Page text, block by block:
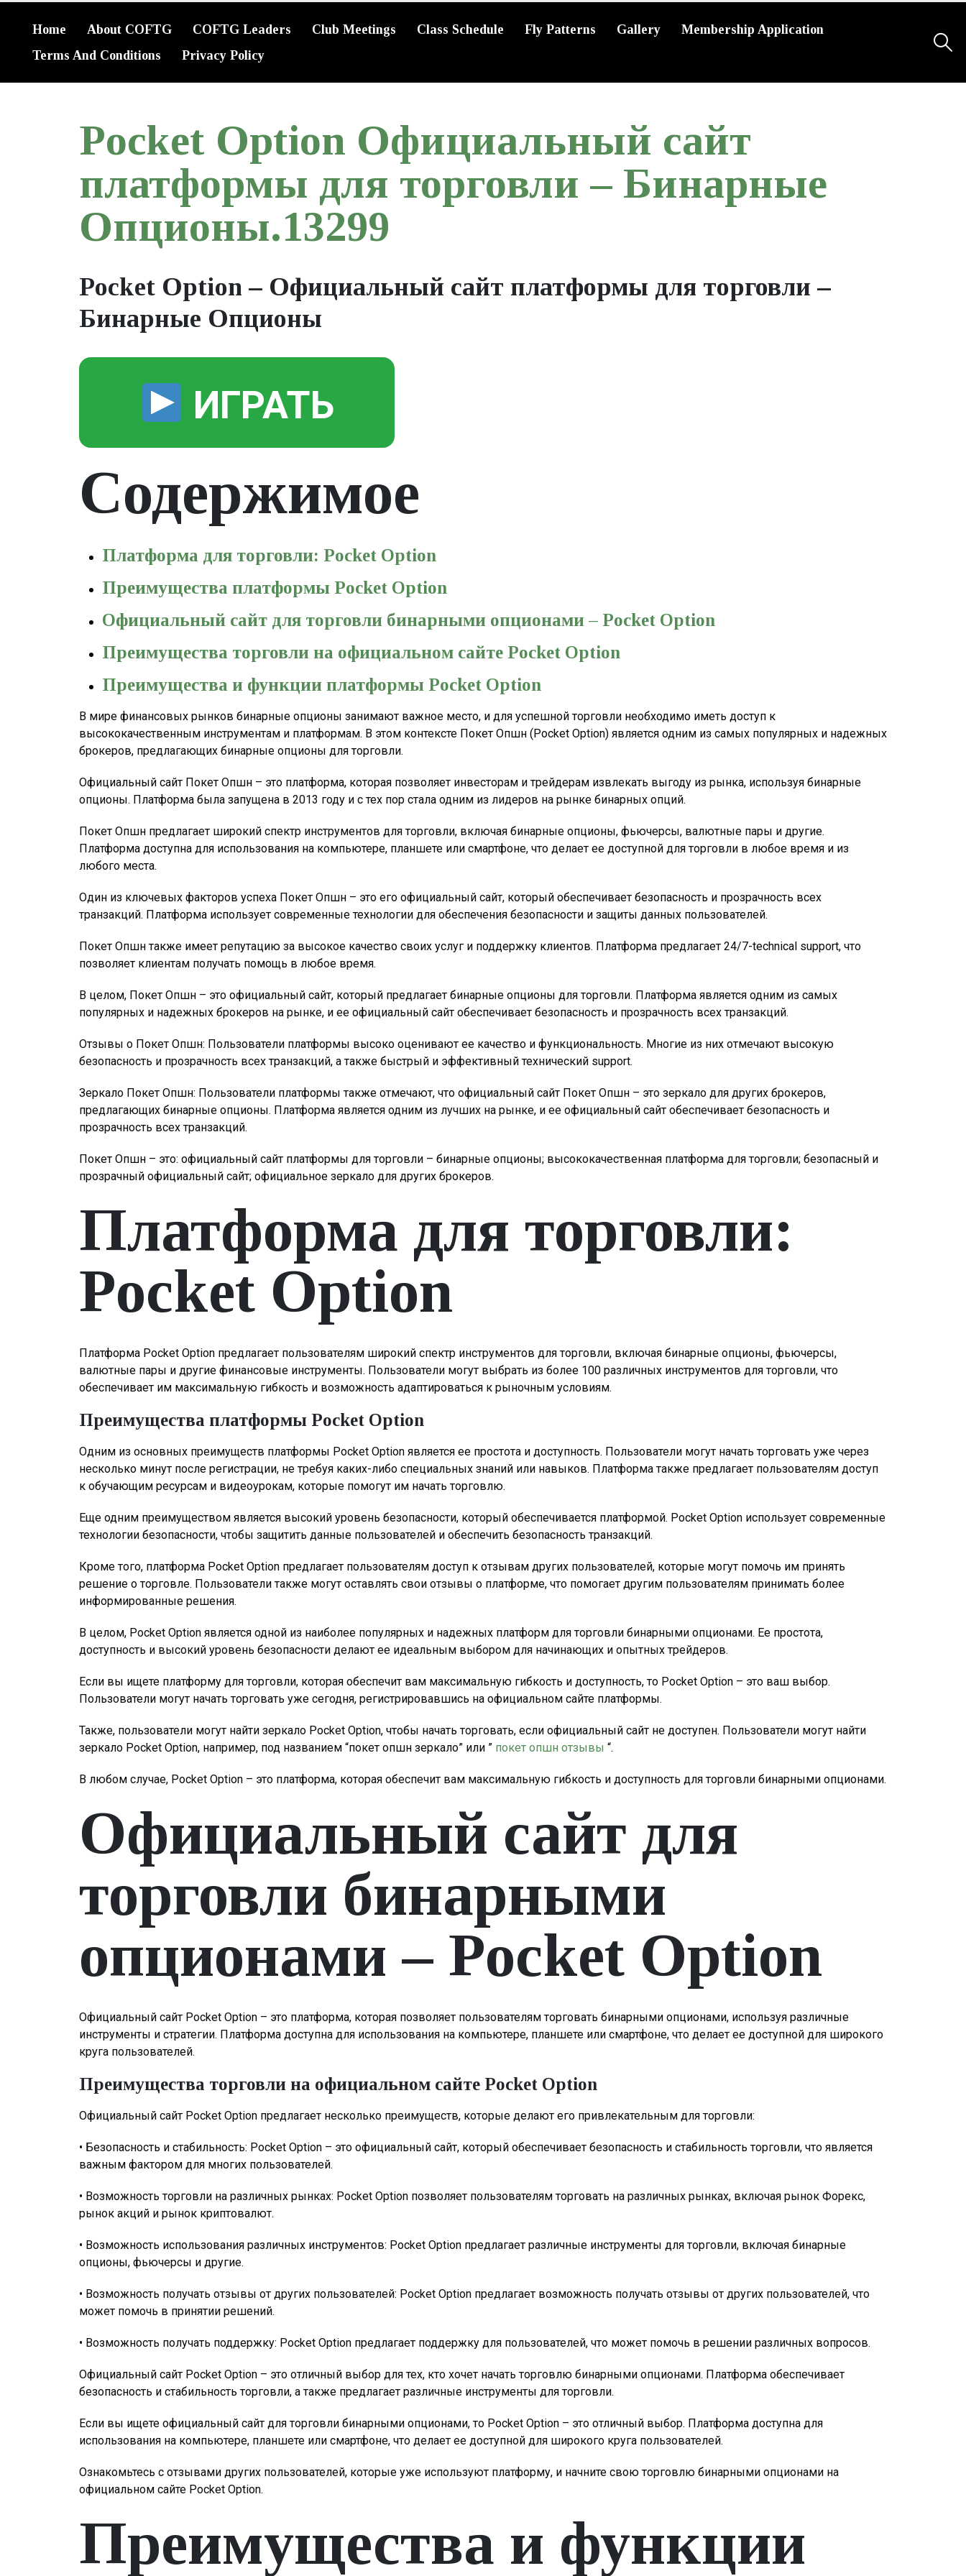
Home About COFTG COFTG Leaders Club Meetings Class Schedule Fly Patterns Gallery
Membership Application
Terms And Conditions
Privacy Policy
Pocket Option Официальный сайт
платформы для торговли – Бинарные
Опционы.13299
Pocket Option – Официальный сайт платформы для торговли –
Бинарные Опционы
ИГРАТЬ
Содержимое
Платформа для торговли: Pocket Option
Преимущества платформы Pocket Option
Официальный сайт для торговли бинарными опционами – Pocket Option
Преимущества торговли на официальном сайте Pocket Option
Преимущества и функции платформы Pocket Option
В мире финансовых рынков бинарные опционы занимают важное место, и для успешной торговли необходимо иметь доступ к
высококачественным инструментам и платформам. В этом контексте Покет Опшн (Pocket Option) является одним из самых популярных и надежных
брокеров, предлагающих бинарные опционы для торговли.
Официальный сайт Покет Опшн – это платформа, которая позволяет инвесторам и трейдерам извлекать выгоду из рынка, используя бинарные
опционы. Платформа была запущена в 2013 году и с тех пор стала одним из лидеров на рынке бинарных опций.
Покет Опшн предлагает широкий спектр инструментов для торговли, включая бинарные опционы, фьючерсы, валютные пары и другие.
Платформа доступна для использования на компьютере, планшете или смартфоне, что делает ее доступной для торговли в любое время и из
любого места.
Один из ключевых факторов успеха Покет Опшн – это его официальный сайт, который обеспечивает безопасность и прозрачность всех
транзакций. Платформа использует современные технологии для обеспечения безопасности и защиты данных пользователей.
Покет Опшн также имеет репутацию за высокое качество своих услуг и поддержку клиентов. Платформа предлагает 24/7-technical support, что
позволяет клиентам получать помощь в любое время.
В целом, Покет Опшн – это официальный сайт, который предлагает бинарные опционы для торговли. Платформа является одним из самых
популярных и надежных брокеров на рынке, и ее официальный сайт обеспечивает безопасность и прозрачность всех транзакций.
Отзывы о Покет Опшн: Пользователи платформы высоко оценивают ее качество и функциональность. Многие из них отмечают высокую
безопасность и прозрачность всех транзакций, а также быстрый и эффективный технический support.
Зеркало Покет Опшн: Пользователи платформы также отмечают, что официальный сайт Покет Опшн – это зеркало для других брокеров,
предлагающих бинарные опционы. Платформа является одним из лучших на рынке, и ее официальный сайт обеспечивает безопасность и
прозрачность всех транзакций.
Покет Опшн – это: официальный сайт платформы для торговли – бинарные опционы; высококачественная платформа для торговли; безопасный и
прозрачный официальный сайт; официальное зеркало для других брокеров.
Платформа для торговли:
Pocket Option
Платформа Pocket Option предлагает пользователям широкий спектр инструментов для торговли, включая бинарные опционы, фьючерсы,
валютные пары и другие финансовые инструменты. Пользователи могут выбрать из более 100 различных инструментов для торговли, что
обеспечивает им максимальную гибкость и возможность адаптироваться к рыночным условиям.
Преимущества платформы Pocket Option
Одним из основных преимуществ платформы Pocket Option является ее простота и доступность. Пользователи могут начать торговать уже через
несколько минут после регистрации, не требуя каких-либо специальных знаний или навыков. Платформа также предлагает пользователям доступ
к обучающим ресурсам и видеоурокам, которые помогут им начать торговлю.
Еще одним преимуществом является высокий уровень безопасности, который обеспечивается платформой. Pocket Option использует современные
технологии безопасности, чтобы защитить данные пользователей и обеспечить безопасность транзакций.
Кроме того, платформа Pocket Option предлагает пользователям доступ к отзывам других пользователей, которые могут помочь им принять
решение о торговле. Пользователи также могут оставлять свои отзывы о платформе, что помогает другим пользователям принимать более
информированные решения.
В целом, Pocket Option является одной из наиболее популярных и надежных платформ для торговли бинарными опционами. Ее простота,
доступность и высокий уровень безопасности делают ее идеальным выбором для начинающих и опытных трейдеров.
Если вы ищете платформу для торговли, которая обеспечит вам максимальную гибкость и доступность, то Pocket Option – это ваш выбор.
Пользователи могут начать торговать уже сегодня, регистрировавшись на официальном сайте платформы.
Также, пользователи могут найти зеркало Pocket Option, чтобы начать торговать, если официальный сайт не доступен. Пользователи могут найти
зеркало Pocket Option, например, под названием “покет опшн зеркало” или ” покет опшн отзывы “.
В любом случае, Pocket Option – это платформа, которая обеспечит вам максимальную гибкость и доступность для торговли бинарными опционами.
Официальный сайт для
торговли бинарными
опционами – Pocket Option
Официальный сайт Pocket Option – это платформа, которая позволяет пользователям торговать бинарными опционами, используя различные
инструменты и стратегии. Платформа доступна для использования на компьютере, планшете или смартфоне, что делает ее доступной для широкого
круга пользователей.
Преимущества торговли на официальном сайте Pocket Option
Официальный сайт Pocket Option предлагает несколько преимуществ, которые делают его привлекательным для торговли:
• Безопасность и стабильность: Pocket Option – это официальный сайт, который обеспечивает безопасность и стабильность торговли, что является
важным фактором для многих пользователей.
• Возможность торговли на различных рынках: Pocket Option позволяет пользователям торговать на различных рынках, включая рынок Форекс,
рынок акций и рынок криптовалют.
• Возможность использования различных инструментов: Pocket Option предлагает различные инструменты для торговли, включая бинарные
опционы, фьючерсы и другие.
• Возможность получать отзывы от других пользователей: Pocket Option предлагает возможность получать отзывы от других пользователей, что
может помочь в принятии решений.
• Возможность получать поддержку: Pocket Option предлагает поддержку для пользователей, что может помочь в решении различных вопросов.
Официальный сайт Pocket Option – это отличный выбор для тех, кто хочет начать торговлю бинарными опционами. Платформа обеспечивает
безопасность и стабильность торговли, а также предлагает различные инструменты для торговли.
Если вы ищете официальный сайт для торговли бинарными опционами, то Pocket Option – это отличный выбор. Платформа доступна для
использования на компьютере, планшете или смартфоне, что делает ее доступной для широкого круга пользователей.
Ознакомьтесь с отзывами других пользователей, которые уже используют платформу, и начните свою торговлю бинарными опционами на
официальном сайте Pocket Option.
Преимущества и функции